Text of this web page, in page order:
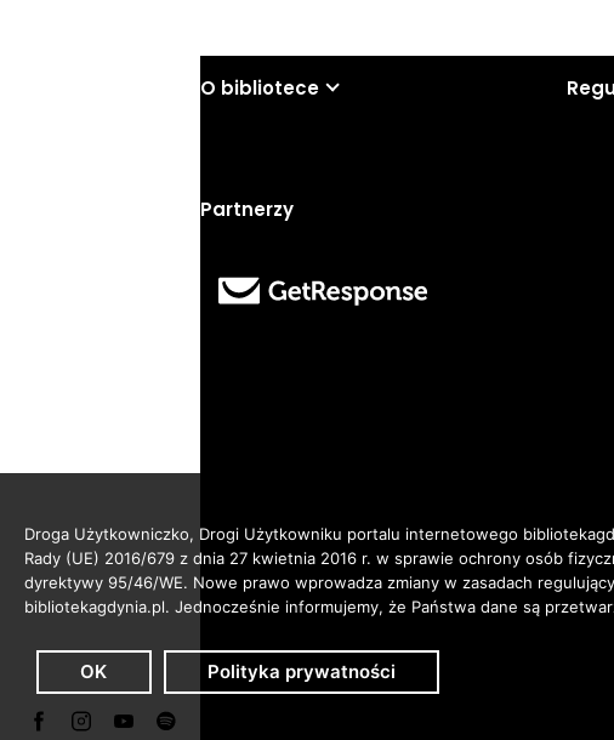
O bibliotece
Partnerzy
Droga Użytkowniczko, Drogi Użytkowniku portalu internetowego
Rady (UE) 2016/679 z dnia 27 kwietnia 2016 r. w sprawie ochrony osób
dyrektywy 95/46/WE. Nowe prawo wprowadza zmiany w zasadach
bibliotekagdynia.pl. Jednocześnie informujemy, że Państwa dane są
OK Polityka prywatności